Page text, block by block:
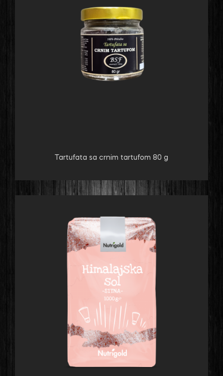
Tartufata sa crnim tartufom 80 g